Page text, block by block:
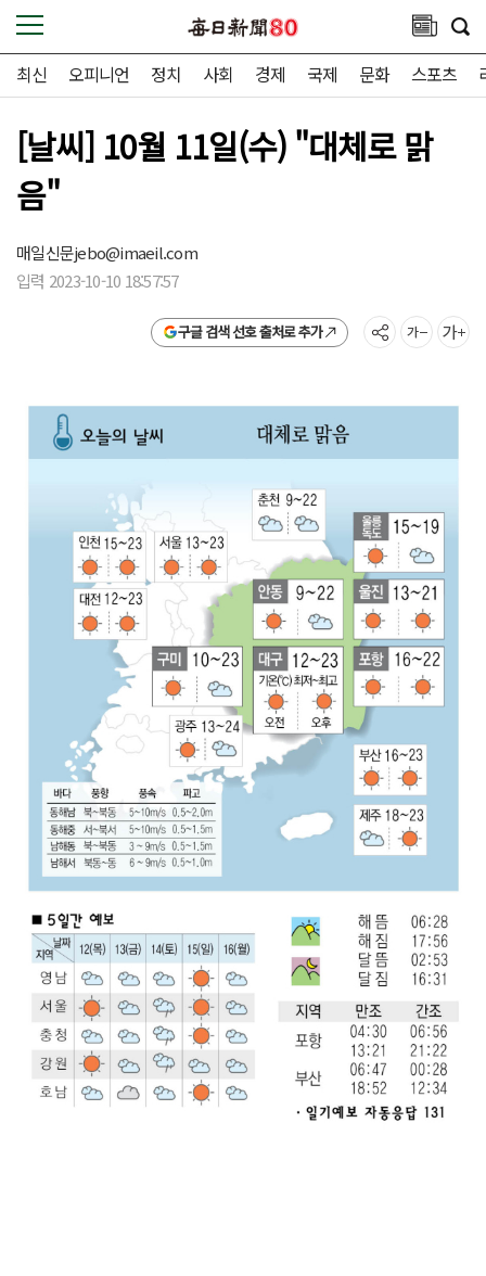
최신 오피니언 정치 사회 경제 국제 문화 스포츠
[날씨] 10월 11일(수) "대체로 맑
음"
매일신문jebo@imaeil.com
입력 2023-10-10 18:57:57
구글 검색 선호 출처로 추가